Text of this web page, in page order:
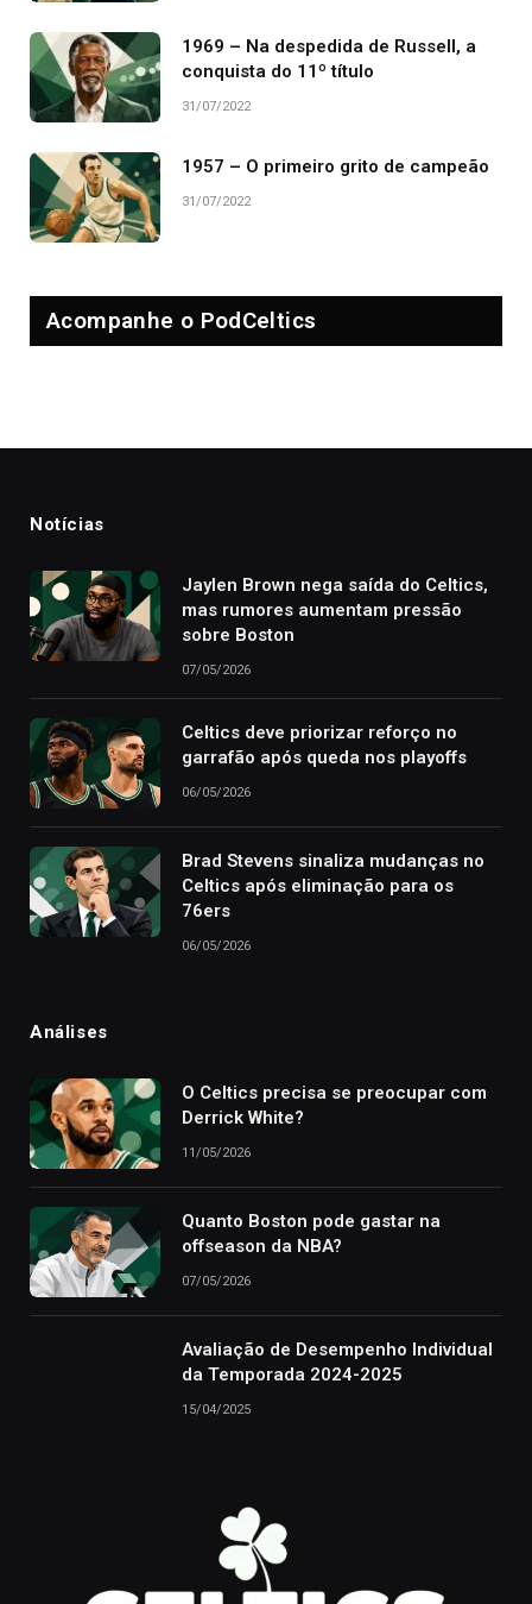
1969 – Na despedida de Russell, a
conquista do 11º título
31/07/2022
1957 – O primeiro grito de campeão
31/07/2022
Acompanhe o PodCeltics
Notícias
Jaylen Brown nega saída do Celtics,
mas rumores aumentam pressão
sobre Boston
07/05/2026
Celtics deve priorizar reforço no
garrafão após queda nos playoffs
06/05/2026
Brad Stevens sinaliza mudanças no
Celtics após eliminação para os
76ers
06/05/2026
Análises
O Celtics precisa se preocupar com
Derrick White?
11/05/2026
Quanto Boston pode gastar na
offseason da NBA?
07/05/2026
Avaliação de Desempenho Individual
da Temporada 2024-2025
15/04/2025